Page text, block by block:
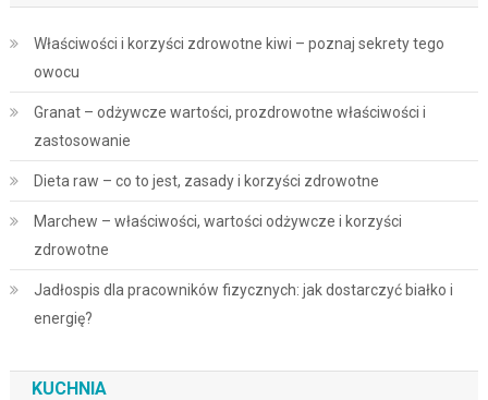
Właściwości i korzyści zdrowotne kiwi – poznaj sekrety tego
owocu
Granat – odżywcze wartości, prozdrowotne właściwości i
zastosowanie
Dieta raw – co to jest, zasady i korzyści zdrowotne
Marchew – właściwości, wartości odżywcze i korzyści
zdrowotne
Jadłospis dla pracowników fizycznych: jak dostarczyć białko i
energię?
KUCHNIA